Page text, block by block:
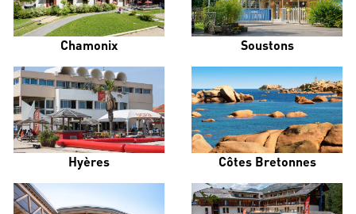
Chamonix Soustons
Hyères Côtes Bretonnes